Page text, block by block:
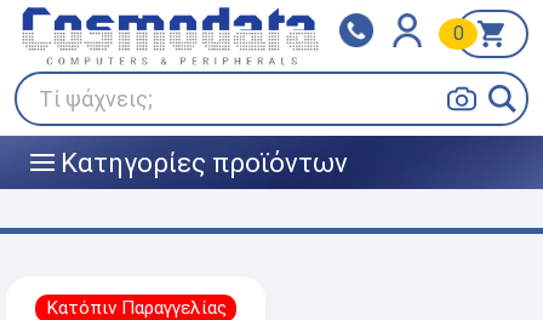
Τί ψάχνεις;
0
||| Κατηγορίες προϊόντων
Klarna
Πληρώστε σε 3
άτοκες δόσεις
BOX NOW
Κατόπιν Παραγγελίας